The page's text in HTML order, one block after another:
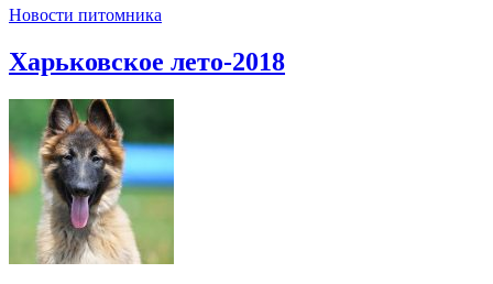
Новости питомника
Харьковское лето-2018